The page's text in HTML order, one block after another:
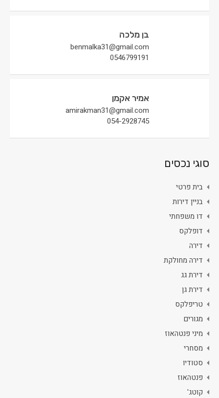
בן מלכה
benmalka31@gmail.com
0546799191
אמיר אקמן
amirakman31@gmail.com
054-2928745
סוגי נכסים
בית פרטי
בניין דירות
דו משפחתי
דופלקס
דירה
דירה מחולקת
דירת גג
דירת גן
טריפלקס
מגורים
מיני פנטהאוז
מסחרי
סטודיו
פנטהאוז
קוטג'